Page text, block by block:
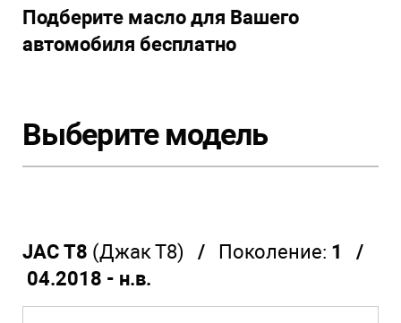
Подберите масло для Вашего
автомобиля бесплатно
Выберите модель
JAC T8 (Джак Т8) / Поколение: 1 /
04.2018 - н.в.